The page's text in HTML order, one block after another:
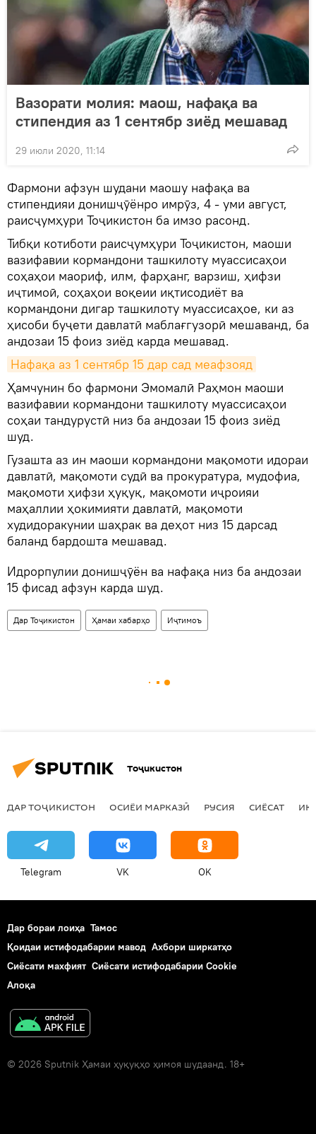
Вазорати молия: маош, нафақа ва
стипендия аз 1 сентябр зиёд мешавад
29 июли 2020, 11:14
Фармони афзун шудани маошу нафақа ва
стипендияи донишҷӯёнро имрӯз, 4 - уми август,
раисҷумҳури Тоҷикистон ба имзо расонд.
Тибқи котиботи раисҷумҳури Тоҷикистон, маоши
вазифавии кормандони ташкилоту муассисаҳои
соҳаҳои маориф, илм, фарҳанг, варзиш, ҳифзи
иҷтимоӣ, соҳаҳои воқеии иқтисодиёт ва
кормандони дигар ташкилоту муассисаҳое, ки аз
ҳисоби буҷети давлатӣ маблағгузорӣ мешаванд, ба
андозаи 15 фоиз зиёд карда мешавад.
Нафақа аз 1 сентябр 15 дар сад меафзояд
Ҳамчунин бо фармони Эмомалӣ Раҳмон маоши
вазифавии кормандони ташкилоту муассисаҳои
соҳаи тандурустӣ низ ба андозаи 15 фоиз зиёд
шуд.
Гузашта аз ин маоши кормандони мақомоти идораи
давлатӣ, мақомоти судӣ ва прокуратура, мудофиа,
мақомоти ҳифзи ҳуқуқ, мақомоти иҷроияи
маҳаллии ҳокимияти давлатӣ, мақомоти
худидоракунии шаҳрак ва деҳот низ 15 дарсад
баланд бардошта мешавад.
Идрорпулии донишҷӯён ва нафақа низ ба андозаи
15 фисад афзун карда шуд.
Дар Тоҷикистон Ҳамаи хабарҳо Иҷтимоъ
Тоҷикистон
ДАР ТОҶИКИСТОН ОСИЁИ МАРКАЗӢ РУСИЯ СИЁСАТ
Telegram VK OK
Дар бораи лоиҳа Тамос
Қоидаи истифодабарии мавод Ахбори ширкатҳо
Сиёсати махфият Сиёсати истифодабарии Cookie
Алоқа
© 2026 Sputnik Ҳамаи ҳуқуқҳо ҳимоя шудаанд. 18+